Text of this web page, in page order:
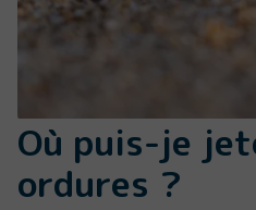
Où puis-je
ordures ?